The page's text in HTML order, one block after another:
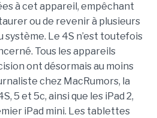
à cet appareil, empêchant
ou de revenir à plusieurs
système. Le 4S n’est toutefois
Tous les appareils
ont désormais au moins
chez MacRumors, la
5 et 5c, ainsi que les iPad 2,
iPad mini. Les tablettes